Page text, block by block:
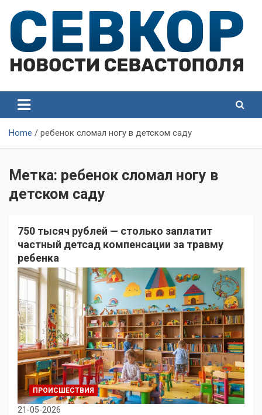
content
Севастополя
Севастополя
Home ребенок сломал ногу в детском саду
Метка: ребенок сломал ногу в
детском саду
750 тысяч рублей — столько заплатит
частный детсад компенсации за травму
ребенка
ПРОИСШЕСТВИЯ
21-05-2026